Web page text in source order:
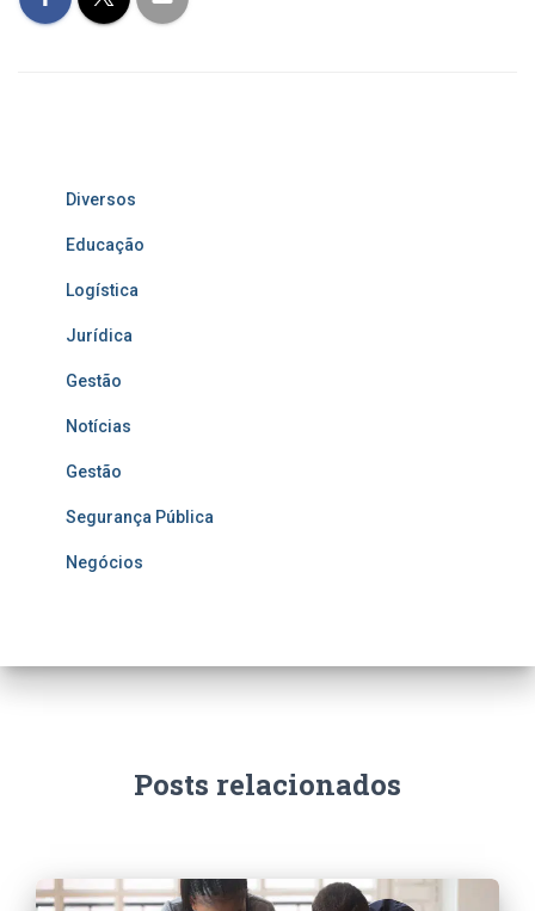
Diversos
Educação
Logística
Jurídica
Gestão
Notícias
Gestão
Segurança Pública
Negócios
Posts relacionados